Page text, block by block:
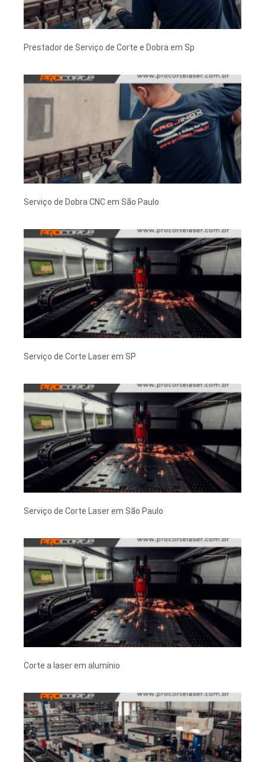
Prestador de Serviço de Corte e Dobra em Sp
Serviço de Dobra CNC em São Paulo
Serviço de Corte Laser em SP
Serviço de Corte Laser em São Paulo
Corte a laser em alumínio